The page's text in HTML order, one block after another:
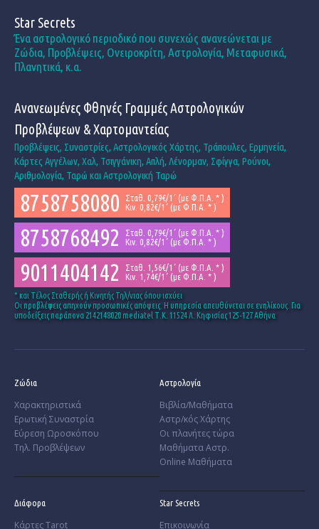
Star Secrets
Ένα αστρολογικό περιοδικό που συνεχώς ανανεώνεται με
Ζώδια, Προβλέψεις, Ονειροκρίτη, Αστρολογία, Μεταφυσικά,
Πλανητικά, κ.α.
Ανανεωμένες Φθηνές Γραμμές Αστρολογικών
Προβλέψεων & Χαρτομαντείας
Προβλέψεις, Συναστρίες, Αστρολογικός Χάρτης, Τράπουλες, Ερμηνεία,
Κάρτες Αγγέλων, Χαλ, Τσιγγάνικη, Απλή, Λένορμαν, Σφίγγα, Ρούνοι,
Αριθμολογία, Ταρώ και Αστρολογική Ταρώ
8758758080
Σταθ. 0,79€/1΄ (με Φ.Π.Α. * )
Κιν. 0,82€/1΄ (με Φ.Π.Α. * )
8758768492
Σταθ. 0,79€/1΄ (με Φ.Π.Α. * )
Κιν. 0,82€/1΄ (με Φ.Π.Α. * )
9011404142
Σταθ. 1,56€/1΄ (με Φ.Π.Α. * )
Κιν. 1,74€/1΄ (με Φ.Π.Α. * )
* και Tέλος Σταθερής ή Κινητής Τηλ/νιας όπου ισχύει
Οι προβλέψεις απηχούν προσωπικές απόψεις. Η υπηρεσία απευθύνεται σε ενηλίκους. Για
υποδείξεις παράπονα 2142148020 mediatel Τ.Κ. 11524 Λ. Κηφισίας 125-127 Αθήνα
Ζώδια
Χαρακτηριστικά
­Ερωτική Συναστρία
­Εύρεση Ωροσκόπου
Τηλ. Προβλέψεων
Αστρολογία
Βιβλία/Μαθήματα
Αστρ/κός Χάρτης
Οι πλανήτες τώρα
Μαθήματα Αστρ.
Online Μαθήματα
Διάφορα
Κάρτες Tarot
Star Secrets
Επικοινωνία